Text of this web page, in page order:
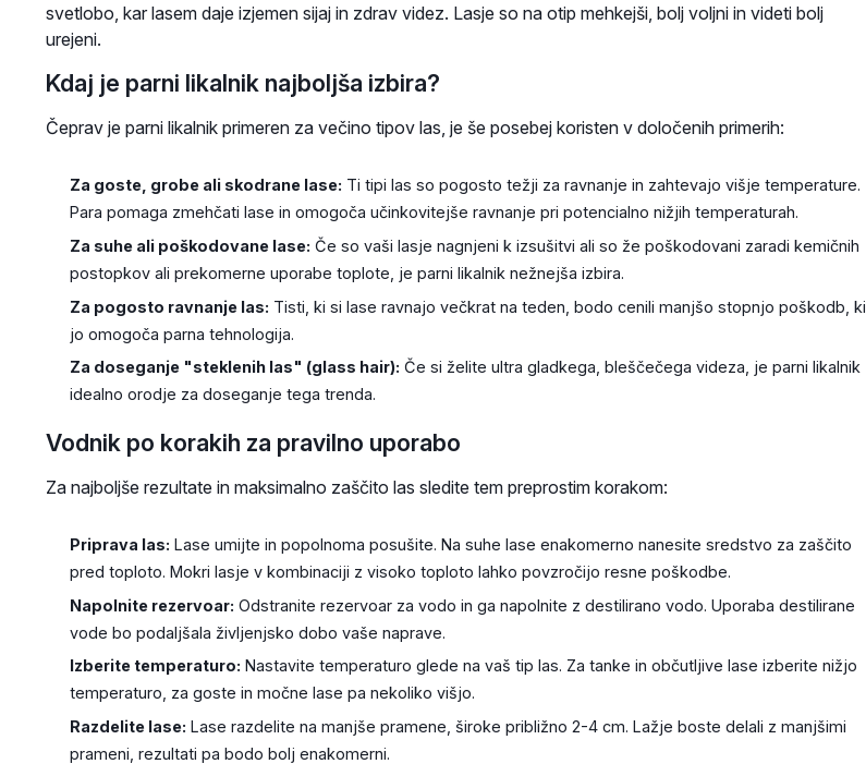
svetlobo, kar lasem daje izjemen sijaj in zdrav videz. Lasje so na otip mehkejši, bolj voljni in videti bolj
urejeni.
Kdaj je parni likalnik najboljša izbira?
Čeprav je parni likalnik primeren za večino tipov las, je še posebej koristen v določenih primerih:
Za goste, grobe ali skodrane lase: Ti tipi las so pogosto težji za ravnanje in zahtevajo višje temperature.
Para pomaga zmehčati lase in omogoča učinkovitejše ravnanje pri potencialno nižjih temperaturah.
Za suhe ali poškodovane lase: Če so vaši lasje nagnjeni k izsušitvi ali so že poškodovani zaradi kemičnih
postopkov ali prekomerne uporabe toplote, je parni likalnik nežnejša izbira.
Za pogosto ravnanje las: Tisti, ki si lase ravnajo večkrat na teden, bodo cenili manjšo stopnjo poškodb, ki
jo omogoča parna tehnologija.
Za doseganje "steklenih las" (glass hair): Če si želite ultra gladkega, bleščečega videza, je parni likalnik
idealno orodje za doseganje tega trenda.
Vodnik po korakih za pravilno uporabo
Za najboljše rezultate in maksimalno zaščito las sledite tem preprostim korakom:
Priprava las: Lase umijte in popolnoma posušite. Na suhe lase enakomerno nanesite sredstvo za zaščito
pred toploto. Mokri lasje v kombinaciji z visoko toploto lahko povzročijo resne poškodbe.
Napolnite rezervoar: Odstranite rezervoar za vodo in ga napolnite z destilirano vodo. Uporaba destilirane
vode bo podaljšala življenjsko dobo vaše naprave.
Izberite temperaturo: Nastavite temperaturo glede na vaš tip las. Za tanke in občutljive lase izberite nižjo
temperaturo, za goste in močne lase pa nekoliko višjo.
Razdelite lase: Lase razdelite na manjše pramene, široke približno 2-4 cm. Lažje boste delali z manjšimi
prameni, rezultati pa bodo bolj enakomerni.